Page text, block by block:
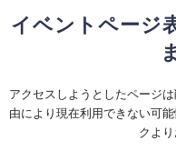
イベントページ
アクセスしようとしたページ
由により現在利用できない可
クより